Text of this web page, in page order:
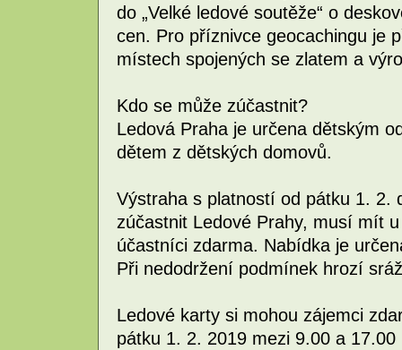
do „Velké ledové soutěže“ o
cen. Pro příznivce geocachingu je
místech spojených se zlatem a
Kdo se může zúčastnit?
Ledová Praha je určena dětským
dětem z dětských domovů.
Výstraha s platností od pátku 1. 2.
zúčastnit Ledové Prahy, musí mít
účastníci zdarma. Nabídka je
Při nedodržení podmínek hrozí
Ledové karty si mohou zájemci
pátku 1. 2. 2019 mezi 9.00 a